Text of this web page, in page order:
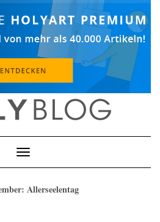
Toggle
Navigation
Allerseelentag